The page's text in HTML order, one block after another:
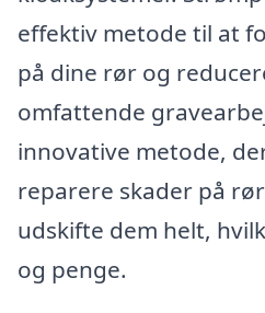
effektiv metode til at
på dine rør og
omfattende
innovative metode,
reparere skader på
udskifte dem helt,
og penge.